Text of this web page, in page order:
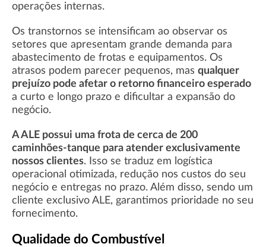
operações internas.
Os transtornos se intensificam ao observar os
setores que apresentam grande demanda para
abastecimento de frotas e equipamentos. Os
atrasos podem parecer pequenos, mas qualquer
prejuízo pode afetar o retorno financeiro esperado
a curto e longo prazo e dificultar a expansão do
negócio.
A ALE possui uma frota de cerca de 200
caminhões-tanque para atender exclusivamente
nossos clientes. Isso se traduz em logística
operacional otimizada, redução nos custos do seu
negócio e entregas no prazo. Além disso, sendo um
cliente exclusivo ALE, garantimos prioridade no seu
fornecimento.
Qualidade do Combustível